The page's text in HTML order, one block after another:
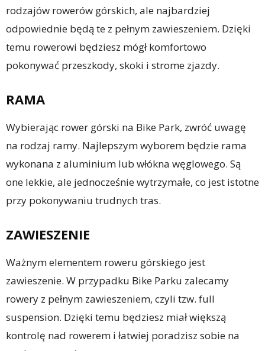
rodzajów rowerów górskich, ale najbardziej
odpowiednie będą te z pełnym zawieszeniem. Dzięki
temu rowerowi będziesz mógł komfortowo
pokonywać przeszkody, skoki i strome zjazdy.
RAMA
Wybierając rower górski na Bike Park, zwróć uwagę
na rodzaj ramy. Najlepszym wyborem będzie rama
wykonana z aluminium lub włókna węglowego. Są
one lekkie, ale jednocześnie wytrzymałe, co jest istotne
przy pokonywaniu trudnych tras.
ZAWIESZENIE
Ważnym elementem roweru górskiego jest
zawieszenie. W przypadku Bike Parku zalecamy
rowery z pełnym zawieszeniem, czyli tzw. full
suspension. Dzięki temu będziesz miał większą
kontrolę nad rowerem i łatwiej poradzisz sobie na